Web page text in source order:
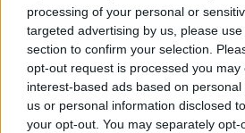
processing of your personal or
targeted advertising by us, please
section to confirm your selection.
opt-out request is processed you may
interest-based ads based on
us or personal information disclosed
your opt-out. You may separately
Distrito de Évora conhece
Portugal 2026/2027
4/08/2026